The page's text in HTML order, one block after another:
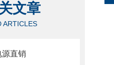
文章
ARTICLES
直销